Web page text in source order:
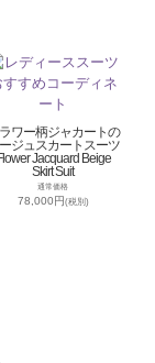
ワー柄ジャカートの
ジュスカートスーツ
Jacquard Beige
Skirt Suit
通常価格
78,000円(税別)